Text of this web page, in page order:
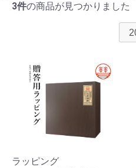
3件の商品が見つかりました
ラッピング